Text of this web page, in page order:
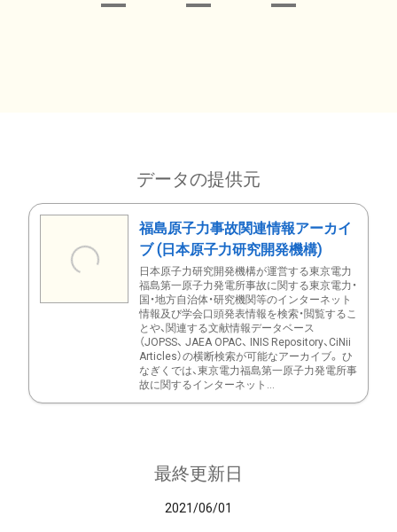
データの提供元
福島原子力事故関連情報アーカイ
ブ (日本原子力研究開発機構)
日本原子力研究開発機構が運営する東京電力
福島第一原子力発電所事故に関する東京電力・
国・地方自治体・研究機関等のインターネット
情報及び学会口頭発表情報を検索・閲覧するこ
とや、関連する文献情報データベース
（JOPSS、 JAEA OPAC、 INIS Repository、CiNii
Articles）の横断検索が可能なアーカイブ。 ひ
なぎくでは、東京電力福島第一原子力発電所事
故に関するインターネット...
最終更新日
2021/06/01